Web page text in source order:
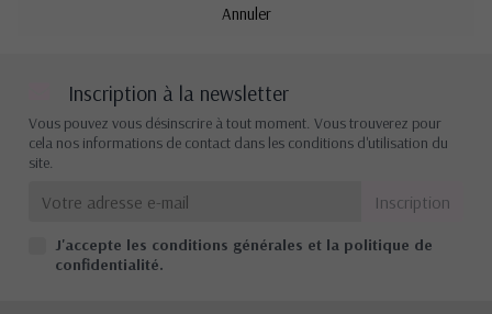
Non
Description
Annuler
Inscription à la newsletter
Vous pouvez vous désinscrire à tout moment. Vous trouverez pour
cela nos informations de contact dans les conditions d'utilisation du
site.
J'accepte les conditions générales et la politique de
confidentialité.